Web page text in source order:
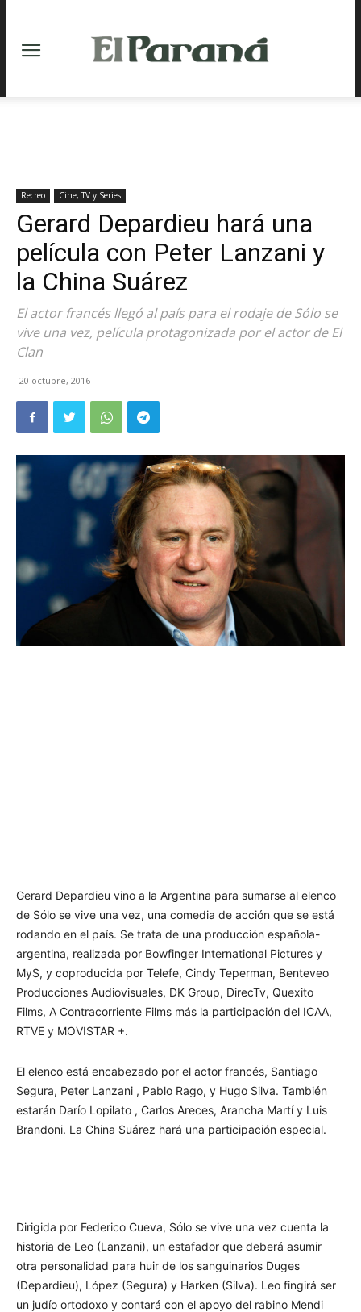
Recreo Cine, TV y Series
Gerard Depardieu hará una
película con Peter Lanzani y
la China Suárez
El actor francés llegó al país para el rodaje de Sólo se
vive una vez, película protagonizada por el actor de El
Clan
20 octubre, 2016
Gerard Depardieu vino a la Argentina para sumarse al elenco
de Sólo se vive una vez, una comedia de acción que se está
rodando en el país. Se trata de una producción española-
argentina, realizada por Bowfinger International Pictures y
MyS, y coproducida por Telefe, Cindy Teperman, Benteveo
Producciones Audiovisuales, DK Group, DirecTv, Quexito
Films, A Contracorriente Films más la participación del ICAA,
RTVE y MOVISTAR +.
El elenco está encabezado por el actor francés, Santiago
Segura, Peter Lanzani , Pablo Rago, y Hugo Silva. También
estarán Darío Lopilato , Carlos Areces, Arancha Martí y Luis
Brandoni. La China Suárez hará una participación especial.
Dirigida por Federico Cueva, Sólo se vive una vez cuenta la
historia de Leo (Lanzani), un estafador que deberá asumir
otra personalidad para huir de los sanguinarios Duges
(Depardieu), López (Segura) y Harken (Silva). Leo fingirá ser
un judío ortodoxo y contará con el apoyo del rabino Mendi